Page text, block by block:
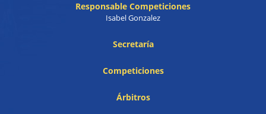
Responsable Competiciones
Isabel Gonzalez
Secretaría
Competiciones
Árbitros